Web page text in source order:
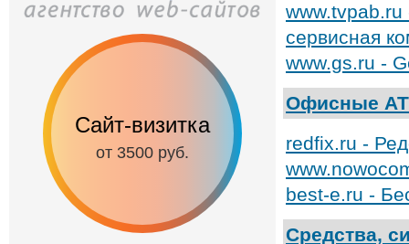
сервисная
www.gs.ru -
Офисные
redfix.ru -
best-e.ru -
Средства,
Сайт-визитка
от 3500 руб.
Сайт с
от 6500 руб.